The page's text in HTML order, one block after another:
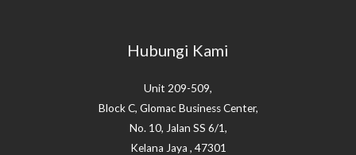
Hubungi Kami
Unit 209-509,
Block C, Glomac Business Center,
No. 10, Jalan SS 6/1,
Kelana Jaya , 47301